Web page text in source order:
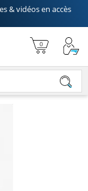
& vidéos en accès